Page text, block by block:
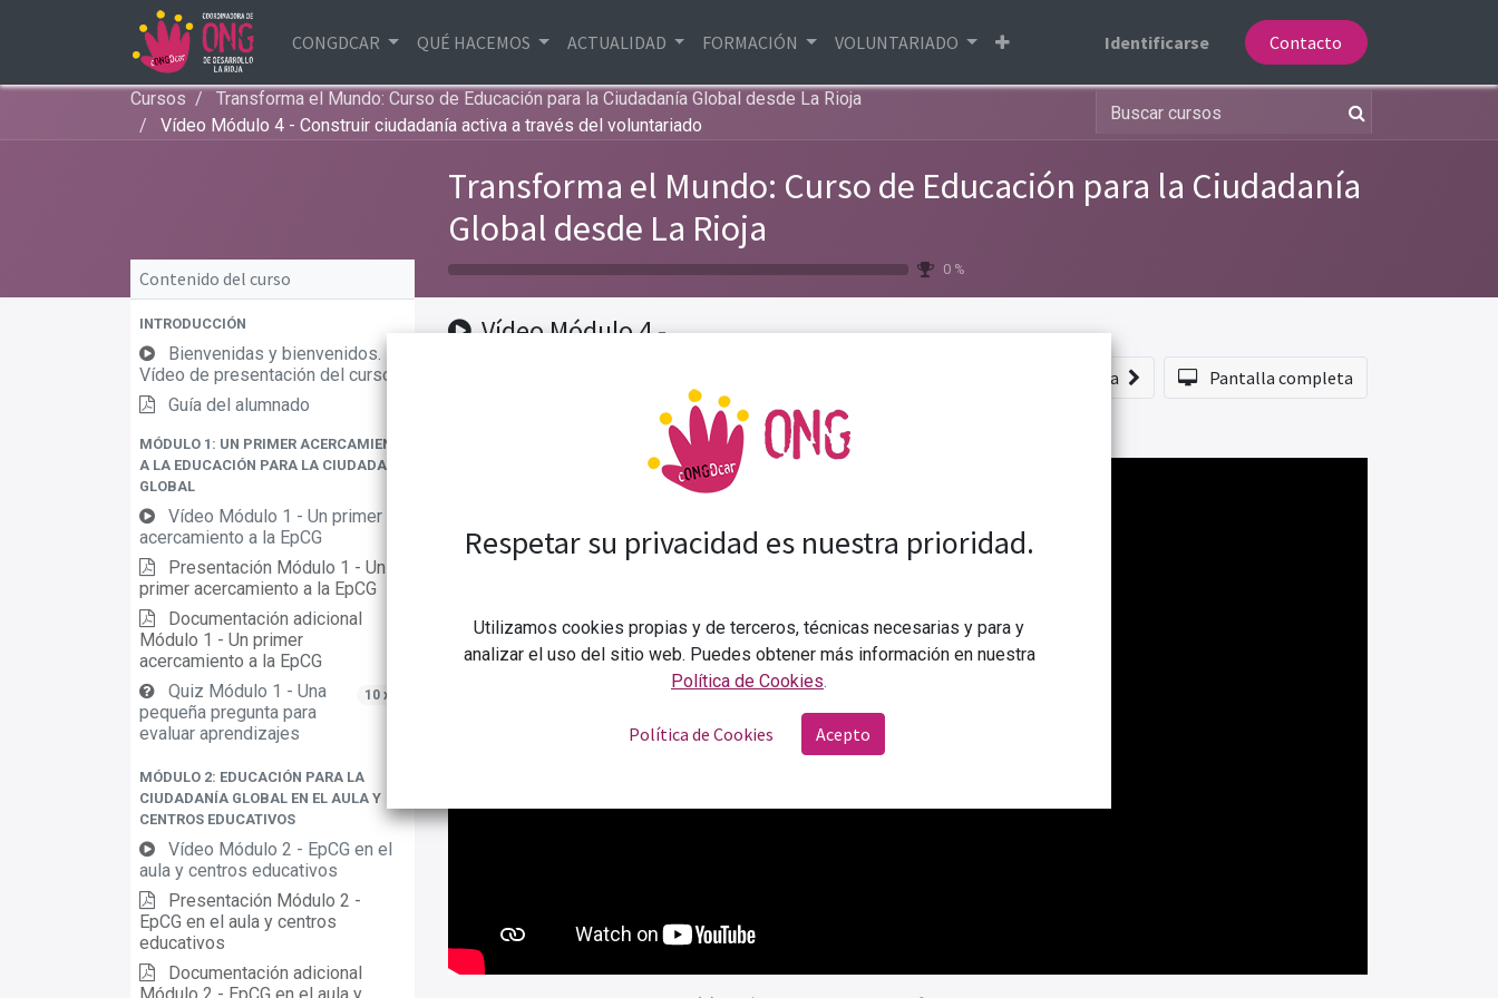
CONGDCAR QUÉ HACEMOS ACTUALIDAD FORMACIÓN VOLUNTARIADO Identificarse Contacto
Cursos
Transforma el Mundo: Curso de Educación para la Ciudadanía Global desde La Rioja
Vídeo Módulo 4 - Construir ciudadanía activa a través del voluntariado
Transforma el Mundo: Curso de Educación para la Ciudadanía
Global desde La Rioja
0 %
Contenido del curso
INTRODUCCIÓN
Bienvenidas y bienvenidos.
Vídeo de presentación del curso
Guía del alumnado
MÓDULO 1: UN PRIMER ACERCAMIENTO
A LA EDUCACIÓN PARA LA CIUDADANÍA
GLOBAL
Vídeo Módulo 1 - Un primer
acercamiento a la EpCG
Presentación Módulo 1 - Un
primer acercamiento a la EpCG
Documentación adicional
Módulo 1 - Un primer
acercamiento a la EpCG
Quiz Módulo 1 - Una
pequeña pregunta para
evaluar aprendizajes
10 xp
MÓDULO 2: EDUCACIÓN PARA LA
CIUDADANÍA GLOBAL EN EL AULA Y
CENTROS EDUCATIVOS
Vídeo Módulo 2 - EpCG en el
aula y centros educativos
Presentación Módulo 2 -
EpCG en el aula y centros
educativos
Documentación adicional
Vídeo Módulo 4 -
Próxima Pantalla completa
Respetar su privacidad es nuestra prioridad.
Utilizamos cookies propias y de terceros, técnicas necesarias y para y
analizar el uso del sitio web. Puedes obtener más información en nuestra
Política de Cookies.
Política de Cookies Acepto